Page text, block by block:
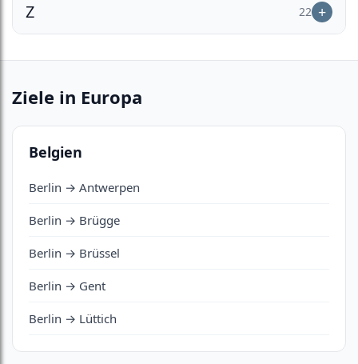
Z 22
Ziele in Europa
Belgien
Berlin → Antwerpen
Berlin → Brügge
Berlin → Brüssel
Berlin → Gent
Berlin → Lüttich